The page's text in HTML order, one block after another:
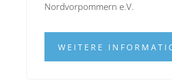
Nordvorpommern e.V.
WEITERE